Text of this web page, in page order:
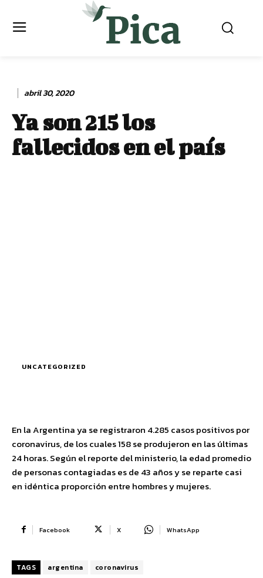
abril 30, 2020
Ya son 215 los
fallecidos en el país
UNCATEGORIZED
En la Argentina ya se registraron 4.285 casos positivos por
coronavirus, de los cuales 158 se produjeron en las últimas
24 horas. Según el reporte del ministerio, la edad promedio
de personas contagiadas es de 43 años y se reparte casi
en idéntica proporción entre hombres y mujeres.
Facebook X WhatsApp
TAGS argentina coronavirus